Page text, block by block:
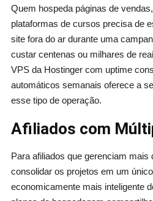
Quem hospeda páginas de
plataformas de cursos precisa de
site fora do ar durante uma
custar centenas ou milhares de
VPS da Hostinger com uptime
automáticos semanais oferece a
esse tipo de operação.
Afiliados com
Para afiliados que gerenciam mais
consolidar os projetos em um
economicamente mais inteligente